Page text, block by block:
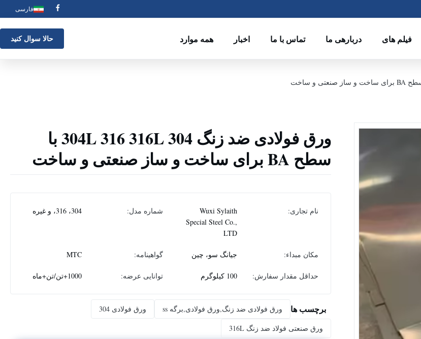
فارسی
فیلم های دربارهی ما تماس با ما اخبار همه موارد حالا سوال کنيد
ورق فولادی ضد زنگ 304 304L 316 316L با
سطح BA برای ساخت و ساز صنعتی و ساخت
نام تجاری:
Wuxi Sylaith
Special Steel Co.,
LTD
شماره مدل: 304، 316، و غیره
مکان مبداء: جیانگ سو، چین گواهینامه: MTC
حداقل مقدار سفارش: 100 کیلوگرم توانایی عرضه: 1000+تن/تن+ماه
برچسب ها ورق فولادی ضد زنگ,ورق فولادی,برگه ss
ورق فولادی 304
ورق صنعتی فولاد ضد زنگ 316L